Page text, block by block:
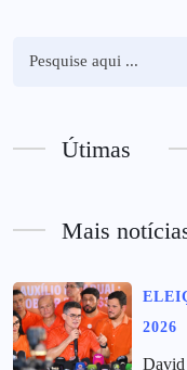
Útimas
Mais
2026
David